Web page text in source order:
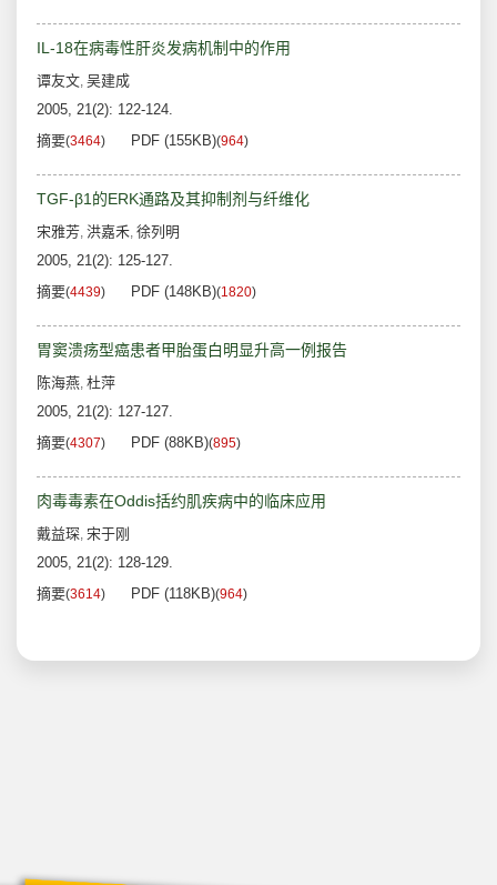
IL-18在病毒性肝炎发病机制中的作用
谭友文, 吴建成
2005, 21(2): 122-124.
摘要(3464) PDF (155KB)(964)
TGF-β1的ERK通路及其抑制剂与纤维化
宋雅芳, 洪嘉禾, 徐列明
2005, 21(2): 125-127.
摘要(4439) PDF (148KB)(1820)
胃窦溃疡型癌患者甲胎蛋白明显升高一例报告
陈海燕, 杜萍
2005, 21(2): 127-127.
摘要(4307) PDF (88KB)(895)
肉毒毒素在Oddis括约肌疾病中的临床应用
戴益琛, 宋于刚
2005, 21(2): 128-129.
摘要(3614) PDF (118KB)(964)